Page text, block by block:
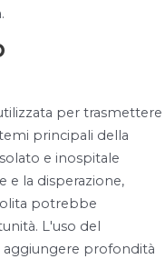
per trasmettere
principali della
e inospitale
e la disperazione,
potrebbe
L'uso del
profondità